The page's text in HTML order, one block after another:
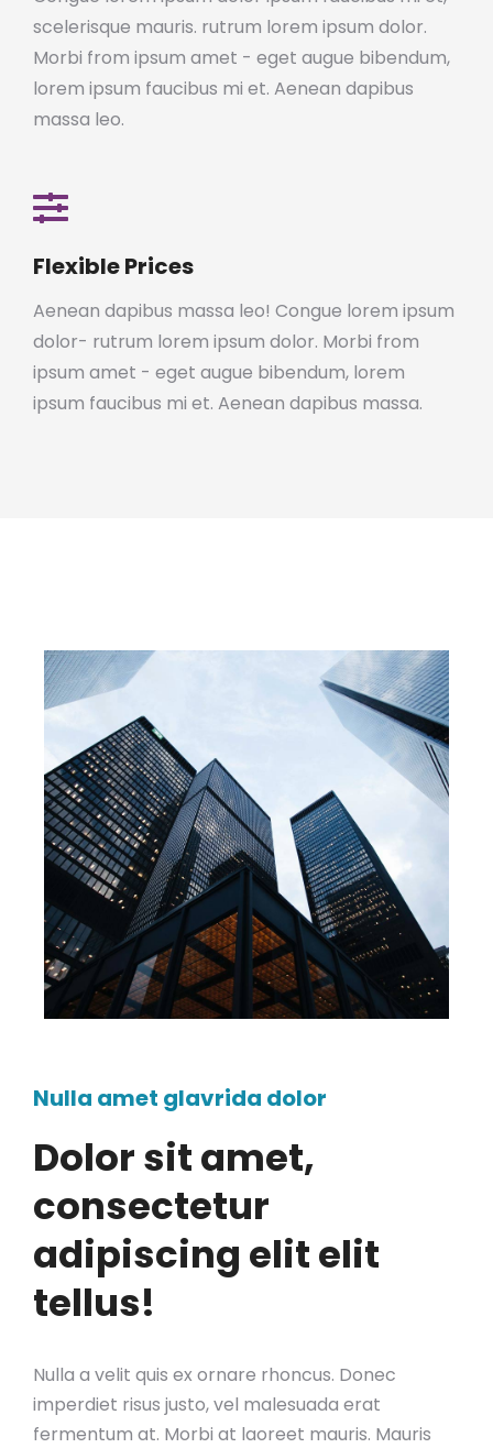
scelerisque mauris. rutrum lorem ipsum dolor.
Morbi from ipsum amet - eget augue bibendum,
lorem ipsum faucibus mi et. Aenean dapibus
massa leo.
Flexible Prices
Aenean dapibus massa leo! Congue lorem ipsum
dolor- rutrum lorem ipsum dolor. Morbi from
ipsum amet - eget augue bibendum, lorem
ipsum faucibus mi et. Aenean dapibus massa.
Nulla amet glavrida dolor
Dolor sit amet,
consectetur
adipiscing elit elit
tellus!
Nulla a velit quis ex ornare rhoncus. Donec
imperdiet risus justo, vel malesuada erat
fermentum at. Morbi at laoreet mauris. Mauris